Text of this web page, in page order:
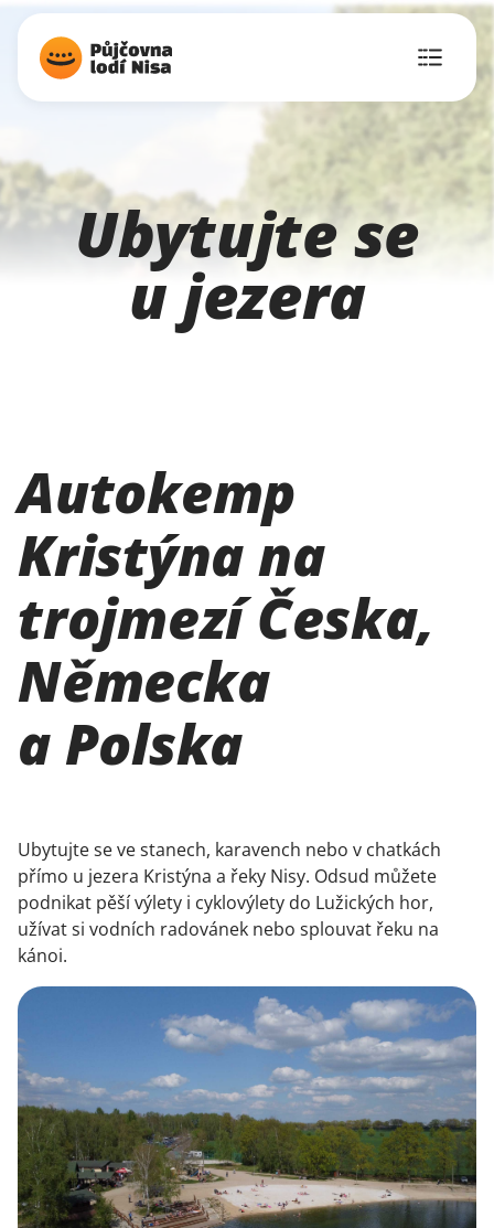
Ubytujte se
u jezera
Autokemp
Kristýna na
trojmezí Česka,
Německa
a Polska
Ubytujte se ve stanech, karavench nebo v chatkách
přímo u jezera Kristýna a řeky Nisy. Odsud můžete
podnikat pěší výlety i cyklovýlety do Lužických hor,
užívat si vodních radovánek nebo splouvat řeku na
kánoi.